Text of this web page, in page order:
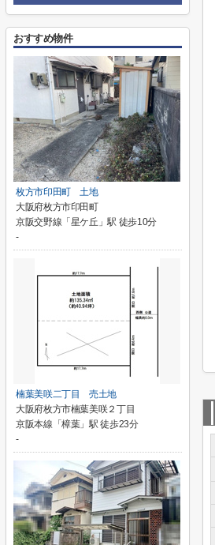
おすすめ物件
枚方市印田町 土地
大阪府枚方市印田町
京阪交野線「星ケ丘」駅 徒歩10分
-
楠葉美咲二丁目 売土地
大阪府枚方市楠葉美咲２丁目
京阪本線「樟葉」駅 徒歩23分
-